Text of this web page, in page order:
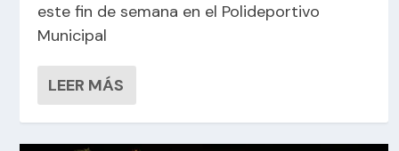
este fin de semana en el Polideportivo
Municipal
LEER MÁS